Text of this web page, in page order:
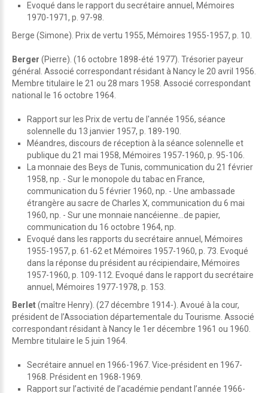
Evoqué dans le rapport du secrétaire annuel, Mémoires
1970-1971, p. 97-98.
Berge (Simone). Prix de vertu 1955, Mémoires 1955-1957, p. 10.
Berger (Pierre). (16 octobre 1898-été 1977). Trésorier payeur
général. Associé correspondant résidant à Nancy le 20 avril 1956.
Membre titulaire le 21 ou 28 mars 1958. Associé correspondant
national le 16 octobre 1964.
Rapport sur les Prix de vertu de l'année 1956, séance
solennelle du 13 janvier 1957, p. 189-190.
Méandres, discours de réception à la séance solennelle et
publique du 21 mai 1958, Mémoires 1957-1960, p. 95-106.
La monnaie des Beys de Tunis, communication du 21 février
1958, np. - Sur le monopole du tabac en France,
communication du 5 février 1960, np. - Une ambassade
étrangère au sacre de Charles X, communication du 6 mai
1960, np. - Sur une monnaie nancéienne…de papier,
communication du 16 octobre 1964, np.
Evoqué dans les rapports du secrétaire annuel, Mémoires
1955-1957, p. 61-62 et Mémoires 1957-1960, p. 73. Evoqué
dans la réponse du président au récipiendaire, Mémoires
1957-1960, p. 109-112. Evoqué dans le rapport du secrétaire
annuel, Mémoires 1977-1978, p. 153.
Berlet(maître Henry). (27 décembre 1914-). Avoué à la cour,
président de l’Association départementale du Tourisme. Associé
correspondant résidant à Nancy le 1er décembre 1961 ou 1960.
Membre titulaire le 5 juin 1964.
Secrétaire annuel en 1966-1967. Vice-président en 1967-
1968. Président en 1968-1969.
Rapport sur l’activité de l’académie pendant l’année 1966-